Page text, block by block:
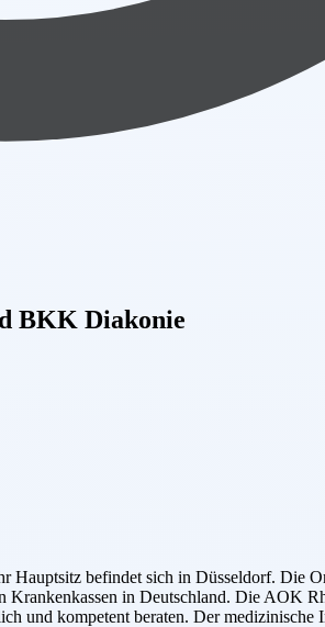
BKK Diakonie
befindet sich in Düsseldorf. Die
Krankenkassen in Deutschland. Die AOK
und kompetent beraten. Der